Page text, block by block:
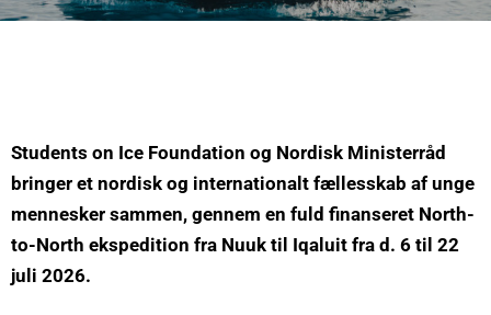
Students on Ice Foundation og Nordisk Ministerråd
bringer et nordisk og internationalt fællesskab af unge
mennesker sammen, gennem en fuld finanseret North-
to-North ekspedition fra Nuuk til Iqaluit fra d. 6 til 22
juli 2026.